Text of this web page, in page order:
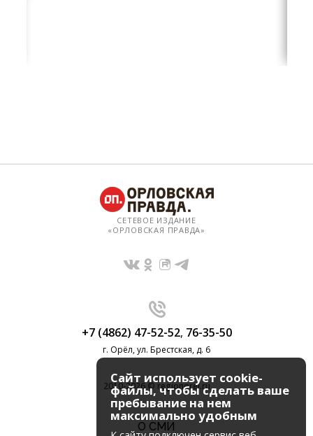
СЕТЕВОЕ ИЗДАНИЕ
«ОРЛОВСКАЯ ПРАВДА»
+7 (4862) 47-52-52, 76-35-50
г. Орёл, ул. Брестская, д. 6
2010-2026 © regionorel.ru
О СМИ
Сайт использует cookie-
файлы, чтобы сделать ваше
пребывание на нем
максимально удобным